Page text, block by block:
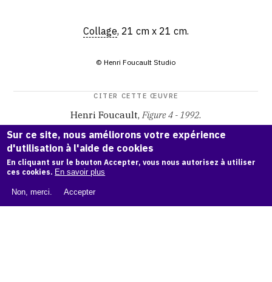
Collage, 21 cm x 21 cm.
© Henri Foucault Studio
CITER CETTE ŒUVRE
Henri Foucault, Figure 4 - 1992.
Catalogue raisonné Henri Foucault
ark:38997/o17c
6j
COPIER LA CITATION
Demande d'information
Sur ce site, nous améliorons votre expérience
d'utilisation à l'aide de cookies
En cliquant sur le bouton Accepter, vous nous autorisez à utiliser
ces cookies. En savoir plus
Non, merci. Accepter